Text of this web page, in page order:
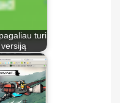
turi